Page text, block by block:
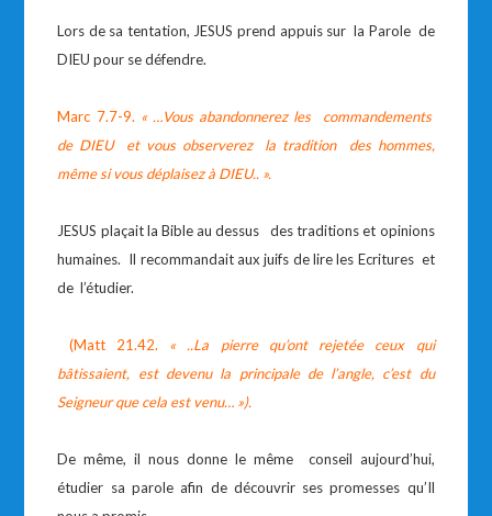
Lors de sa tentation, JESUS prend appuis sur la Parole de
DIEU pour se défendre.
Marc 7.7-9. « …Vous abandonnerez les commandements
de DIEU et vous observerez la tradition des hommes,
même si vous déplaisez à DIEU.. ».
JESUS plaçait la Bible au dessus des traditions et opinions
humaines. Il recommandait aux juifs de lire les Ecritures et
de l’étudier.
(Matt 21.42. « ..La pierre qu’ont rejetée ceux qui
bâtissaient, est devenu la principale de l’angle, c’est du
Seigneur que cela est venu… »).
De même, il nous donne le même conseil aujourd’hui,
étudier sa parole afin de découvrir ses promesses qu’Il